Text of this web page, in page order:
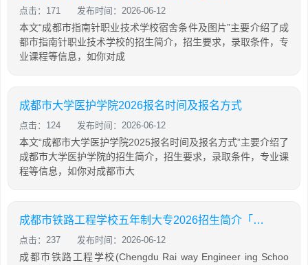
点击：171 发布时间：2026-06-12
本文“成都市指南针职业技术学校宿舍条件及图片”主要介绍了成
都市指南针职业技术学校的招生简介，招生要求，录取条件，专
业课程等信息，如你对成
成都市大学医护学院2026报名时间及报名方式
点击：124 发布时间：2026-06-12
本文“成都市大学医护学院2025报名时间及报名方式”主要介绍了
成都市大学医护学院的招生简介，招生要求，录取条件，专业课
程等信息，如你对成都市大
成都市铁路工程学校五年制大专2026招生简介「2026年更新」
点击：237 发布时间：2026-06-12
成都市铁路工程学校(Chengdu Rai way Engineer ing Schoo